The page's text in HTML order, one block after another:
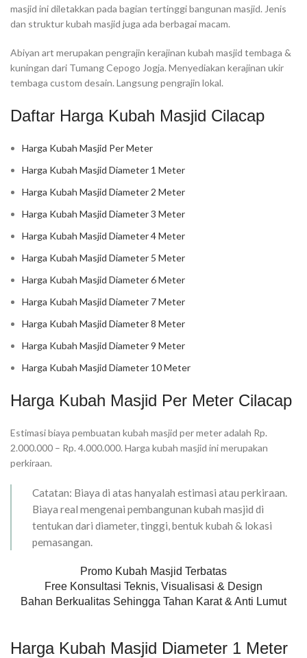
masjid ini diletakkan pada bagian tertinggi bangunan masjid. Jenis
dan struktur kubah masjid juga ada berbagai macam.
Abiyan art merupakan pengrajin kerajinan kubah masjid tembaga &
kuningan dari Tumang Cepogo Jogja. Menyediakan kerajinan ukir
tembaga custom desain. Langsung pengrajin lokal.
Daftar Harga Kubah Masjid Cilacap
Harga Kubah Masjid Per Meter
Harga Kubah Masjid Diameter 1 Meter
Harga Kubah Masjid Diameter 2 Meter
Harga Kubah Masjid Diameter 3 Meter
Harga Kubah Masjid Diameter 4 Meter
Harga Kubah Masjid Diameter 5 Meter
Harga Kubah Masjid Diameter 6 Meter
Harga Kubah Masjid Diameter 7 Meter
Harga Kubah Masjid Diameter 8 Meter
Harga Kubah Masjid Diameter 9 Meter
Harga Kubah Masjid Diameter 10 Meter
Harga Kubah Masjid Per Meter Cilacap
Estimasi biaya pembuatan kubah masjid per meter adalah Rp.
2.000.000 – Rp. 4.000.000. Harga kubah masjid ini merupakan
perkiraan.
Catatan: Biaya di atas hanyalah estimasi atau perkiraan.
Biaya real mengenai pembangunan kubah masjid di
tentukan dari diameter, tinggi, bentuk kubah & lokasi
pemasangan.
Promo Kubah Masjid Terbatas
Free Konsultasi Teknis, Visualisasi & Design
Bahan Berkualitas Sehingga Tahan Karat & Anti Lumut
Harga Kubah Masjid Diameter 1 Meter